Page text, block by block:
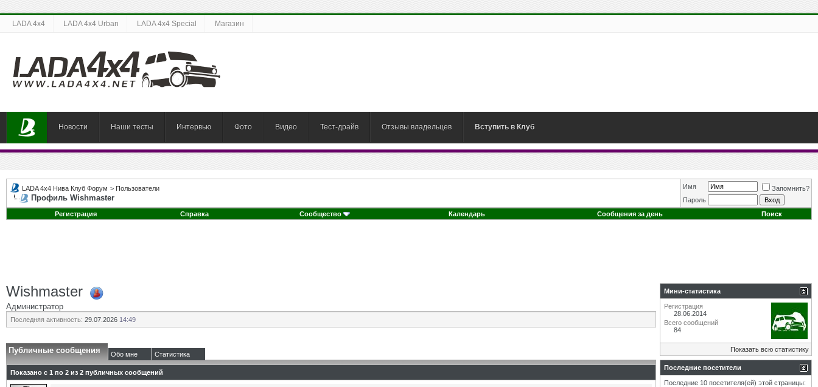
LADA 4x4 LADA 4x4 Urban LADA 4x4 Special Магазин
Новости Наши тесты Интервью Фото Видео Тест-драйв Отзывы владельцев Вступить в Клуб
LADA 4x4 Нива Клуб Форум > Пользователи
Профиль Wishmaster
Имя
Запомнить?
Пароль
Регистрация
Справка Сообщество Календарь Сообщения за день Поиск
Wishmaster
Администратор
Последняя активность: 29.07.2026 14:49
Публичные сообщения Обо мне Статистика
Показано с 1 по 2 из 2 публичных сообщений
Мини-статистика
Регистрация
28.06.2014
Всего сообщений
84
Показать всю статистику
Последние посетители
Последние 10 посетителя(ей) этой страницы: